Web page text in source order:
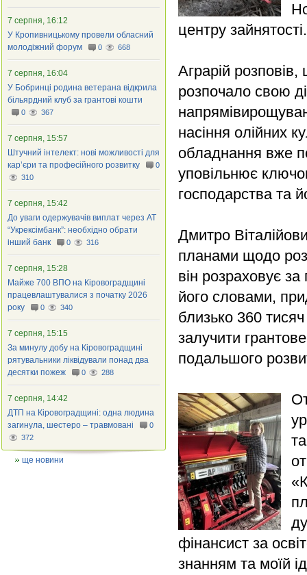
центру зайнятості.
Аграрій
розпочало свою
насіння олійних
обладнання вже
уповільнює
господарства та
Дмитро
планами щодо
він розраховує
його словами,
близько 360
залучити
подальшого
фінансист за
знанням та моїй
7 серпня, 16:12
У Кропивницькому провели обласний
молодіжний форум
0 668
7 серпня, 16:04
У Бобринці родина ветерана відкрила
більярдний клуб за грантові кошти
0 367
7 серпня, 15:57
Штучний інтелект: нові можливості для
кар’єри та професійного розвитку
0
310
7 серпня, 15:42
До уваги одержувачів виплат через АТ
“Укрексімбанк”: необхідно обрати
інший банк
0 316
7 серпня, 15:28
Майже 700 ВПО на Кіровоградщині
працевлаштувалися з початку 2026
року
0 340
7 серпня, 15:15
За минулу добу на Кіровоградщині
рятувальники ліквідували понад два
десятки пожеж
0 288
7 серпня, 14:42
ДТП на Кіровоградщині: одна людина
загинула, шестеро – травмовані
0
372
ще новини